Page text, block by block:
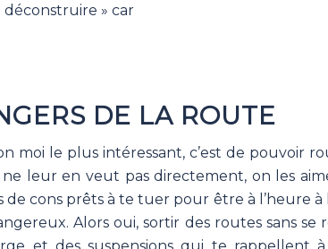
déconstruire » car
DE LA ROUTE
moi le plus intéressant, c’est de pouvoir
leur en veut pas directement, on les
de cons prêts à te tuer pour être à l’heure à
Alors oui, sortir des routes sans